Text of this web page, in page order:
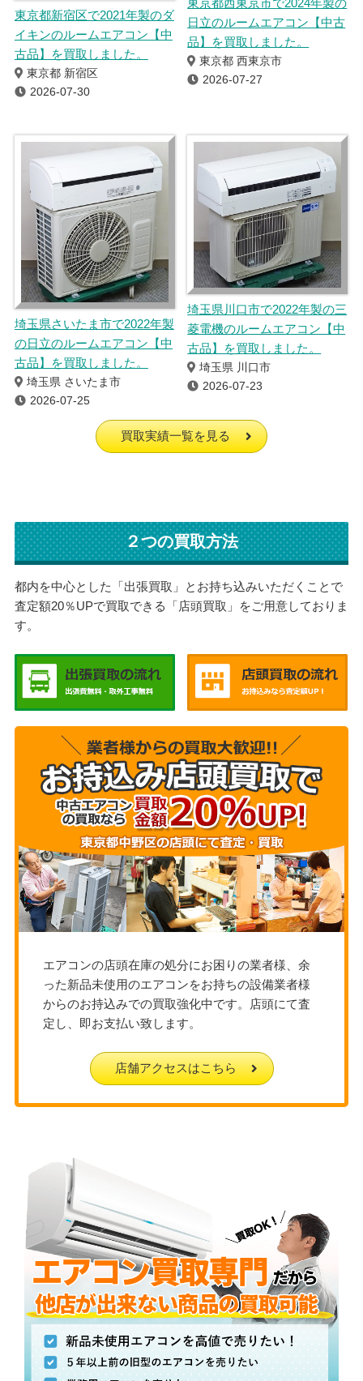
東京都新宿区で2021年製のダ
イキンのルームエアコン【中
古品】を買取しました。
東京都 新宿区
2026-07-30
日立のルームエアコン【中古
品】を買取しました。
東京都 西東京市
2026-07-27
埼玉県さいたま市で2022年製
の日立のルームエアコン【中
古品】を買取しました。
埼玉県 さいたま市
2026-07-25
埼玉県川口市で2022年製の三
菱電機のルームエアコン【中
古品】を買取しました。
埼玉県 川口市
2026-07-23
買取実績一覧を見る
２つの買取方法
都内を中心とした「出張買取」とお持ち込みいただくことで
査定額20％UPで買取できる「店頭買取」をご用意しておりま
す。
エアコンの店頭在庫の処分にお困りの業者様、余
った新品未使用のエアコンをお持ちの設備業者様
からのお持込みでの買取強化中です。店頭にて査
定し、即お支払い致します。
店舗アクセスはこちら